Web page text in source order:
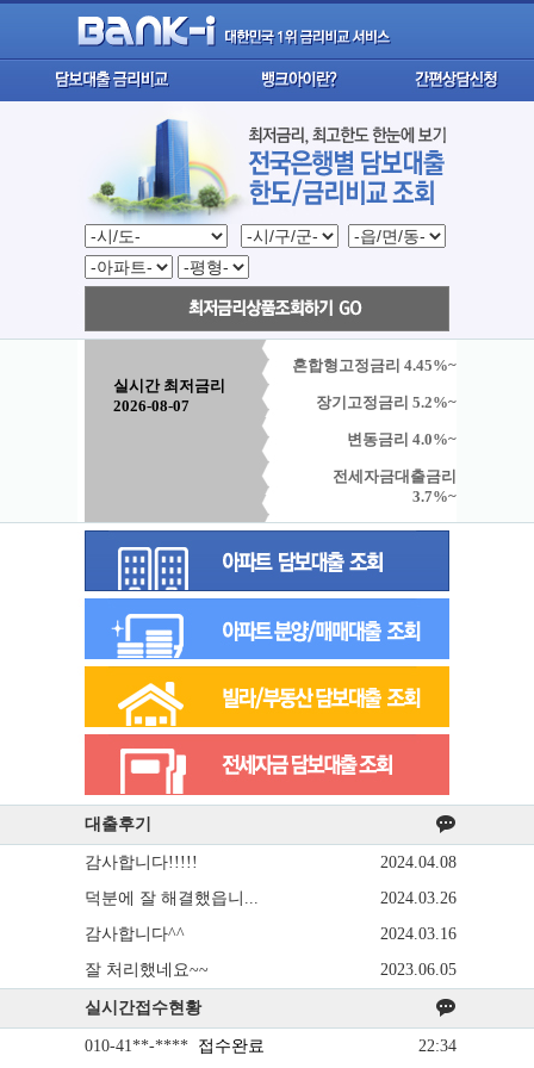
실시간 최저금리
2026-08-07
혼합형고정금리 4.45%~
장기고정금리 5.2%~
변동금리 4.0%~
전세자금대출금리
3.7%~
대출후기
감사합니다!!!!!
2024.04.08
덕분에 잘 해결했읍니...
2024.03.26
감사합니다^^
2024.03.16
잘 처리했네요~~
2023.06.05
실시간접수현황
010-41**-**** 접수완료 22:34